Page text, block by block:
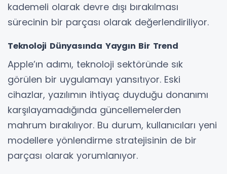
kademeli olarak devre dışı bırakılması
sürecinin bir parçası olarak değerlendiriliyor.
Teknoloji Dünyasında Yaygın Bir Trend
Apple’ın adımı, teknoloji sektöründe sık
görülen bir uygulamayı yansıtıyor. Eski
cihazlar, yazılımın ihtiyaç duyduğu donanımı
karşılayamadığında güncellemelerden
mahrum bırakılıyor. Bu durum, kullanıcıları yeni
modellere yönlendirme stratejisinin de bir
parçası olarak yorumlanıyor.